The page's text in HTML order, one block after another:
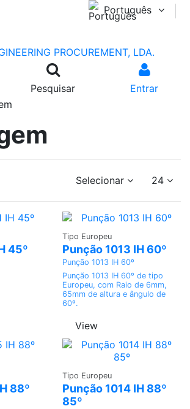
Português
Pesquisar
Entrar
Selecionar 24
45º
Adicionar
Tipo Europeu
Punção 1013 IH 60º
Punção 1013 IH 60º
Punção 1013 IH 60º de tipo
Europeu, com Raio de 6mm,
65mm de altura e ângulo de
60º.
View
88º
Tipo Europeu
Punção 1014 IH 88º
85º